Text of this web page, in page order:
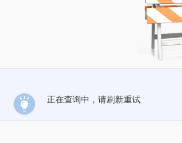
正在查询中，请刷新重试